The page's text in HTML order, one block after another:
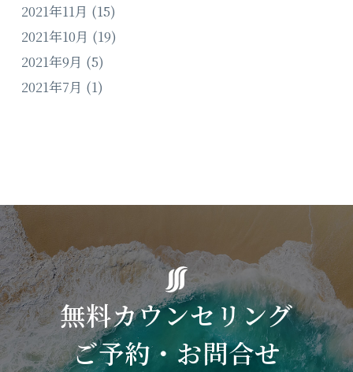
2021年11月 (15)
2021年10月 (19)
2021年9月 (5)
2021年7月 (1)
無料カウンセリング
ご予約・お問合せ